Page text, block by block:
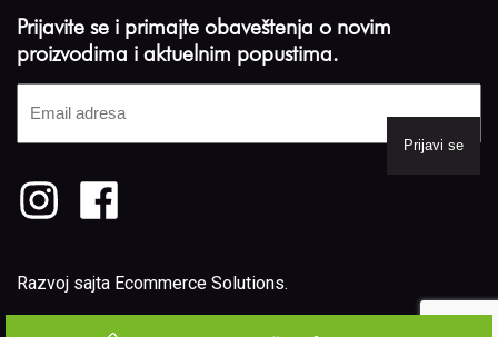
Prijavite se i primajte obaveštenja o novim
proizvodima i aktuelnim popustima.
adresa
Razvoj sajta Ecommerce Solutions.